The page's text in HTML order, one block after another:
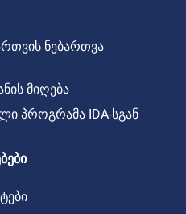
ნებართვა
მიღება
პროგრამა IDA-სგან